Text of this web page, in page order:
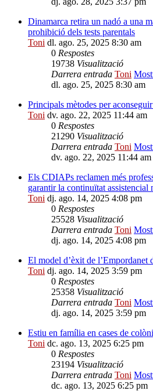
Dinamarca retira un nadó a una
prohibició dels tests parentals
Toni dl. ago. 25, 2025 8:30 am
0 Respostes
19738 Visualització
Darrera entrada Toni
dl. ago. 25, 2025 8:30 am
Principals mètodes per
Toni dv. ago. 22, 2025 11:44 am
0 Respostes
21290 Visualització
Darrera entrada Toni
dv. ago. 22, 2025 11:44 am
Els CDIAPs reclamen més
garantir la continuïtat assistencial
Toni dj. ago. 14, 2025 4:08 pm
0 Respostes
25528 Visualització
Darrera entrada Toni
dj. ago. 14, 2025 4:08 pm
El model d’èxit de l’Empordanet
Toni dj. ago. 14, 2025 3:59 pm
0 Respostes
25358 Visualització
Darrera entrada Toni
dj. ago. 14, 2025 3:59 pm
Estiu en família en cases de
Toni dc. ago. 13, 2025 6:25 pm
0 Respostes
23194 Visualització
Darrera entrada Toni
dc. ago. 13, 2025 6:25 pm